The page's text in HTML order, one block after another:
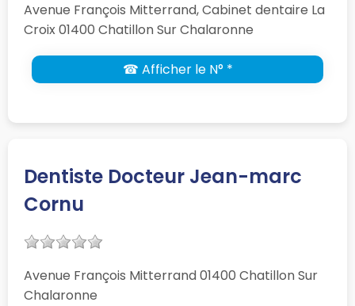
Avenue François Mitterrand, Cabinet dentaire La
Croix 01400 Chatillon Sur Chalaronne
☎ Afficher le N° *
Dentiste Docteur Jean-marc
Cornu
Avenue François Mitterrand 01400 Chatillon Sur
Chalaronne